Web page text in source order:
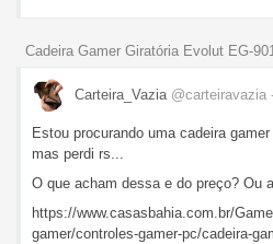
Cadeira Gamer Giratória Evolut EG-
Carteira_Vazia @carteiravazia
Estou procurando uma cadeira
mas perdi rs...
O que acham dessa e do preço? Ou
https://www.casasbahia.com.br/
gamer/controles-gamer-pc/cadeira-